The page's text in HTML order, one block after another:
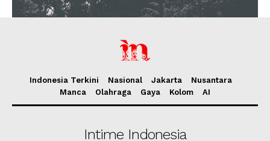
Indonesia Terkini Nasional Jakarta
Nusantara
Manca
Olahraga Gaya Kolom AI
Intime Indonesia